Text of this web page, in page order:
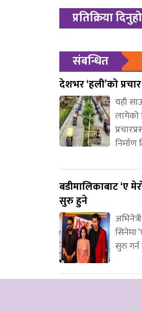
प्रतिक्रिया
संबन्धित
देशभर ‘हली’को
यही
लागेको
बडीमालिकाबाट ‘ए
सुरु हुने
सिनेमा
सुरु